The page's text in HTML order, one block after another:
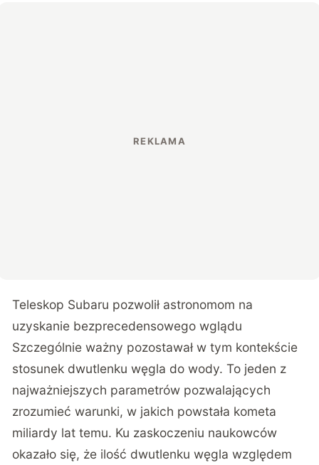
Teleskop Subaru pozwolił astronomom na
uzyskanie bezprecedensowego wglądu
Szczególnie ważny pozostawał w tym kontekście
stosunek dwutlenku węgla do wody. To jeden z
najważniejszych parametrów pozwalających
zrozumieć warunki, w jakich powstała kometa
miliardy lat temu. Ku zaskoczeniu naukowców
okazało się, że ilość dwutlenku węgla względem